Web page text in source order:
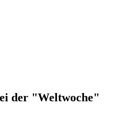
der "Weltwoche"